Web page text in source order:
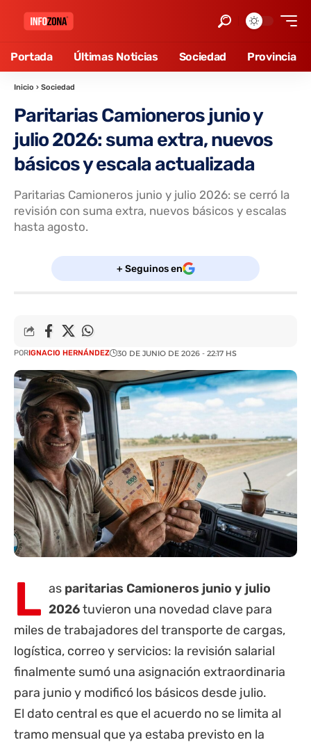
Portada Últimas Noticias Sociedad Provincia
Inicio › Sociedad
Paritarias Camioneros junio y
julio 2026: suma extra, nuevos
básicos y escala actualizada
Paritarias Camioneros junio y julio 2026: se cerró la
revisión con suma extra, nuevos básicos y escalas
hasta agosto.
+ Seguinos en
PORIGNACIO HERNÁNDEZ 30 DE JUNIO DE 2026 - 22:17 HS
L as paritarias Camioneros junio y julio
2026tuvieron una novedad clave para
miles de trabajadores del transporte de cargas,
logística, correo y servicios: la revisión salarial
finalmente sumó una asignación extraordinaria
para junio y modificó los básicos desde julio.
El dato central es que el acuerdo no se limita al
tramo mensual que ya estaba previsto en la